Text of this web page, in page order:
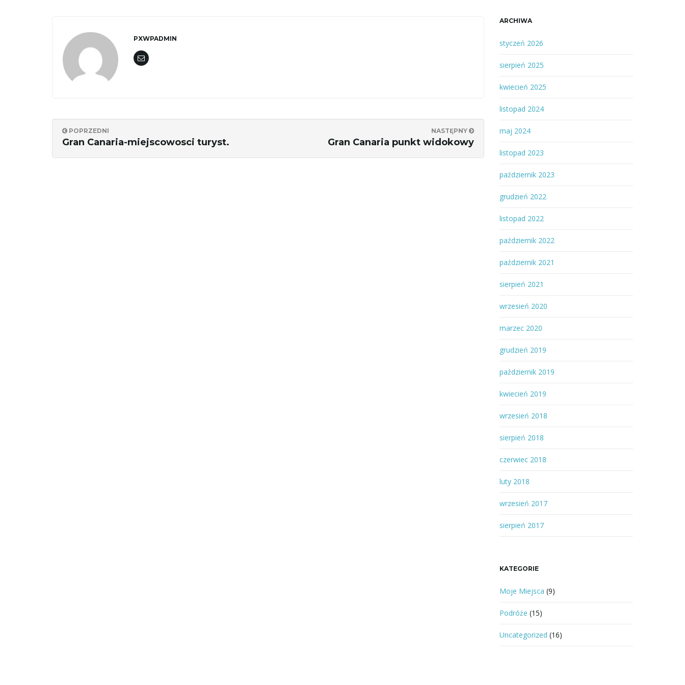
PXWPADMIN
POPRZEDNI
Gran Canaria-miejscowosci turyst.
NASTĘPNY
Gran Canaria punkt widokowy
ARCHIWA
styczeń 2026
sierpień 2025
kwiecień 2025
listopad 2024
maj 2024
listopad 2023
październik 2023
grudzień 2022
listopad 2022
październik 2022
październik 2021
sierpień 2021
wrzesień 2020
marzec 2020
grudzień 2019
październik 2019
kwiecień 2019
wrzesień 2018
sierpień 2018
czerwiec 2018
luty 2018
wrzesień 2017
sierpień 2017
KATEGORIE
Moje Miejsca (9)
Podróże (15)
Uncategorized (16)